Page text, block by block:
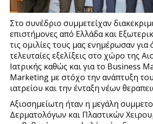
Στο συνέδριο συμμετείχαν
επιστήμονες από Ελλάδα και
τις ομιλίες τους μας ενημέρωσαν για
τελευταίες εξελίξεις στο χώρο της
Ιατρικής καθώς και για το Business
Marketing με στόχο την ανάπτυξη
ιατρείου και την ένταξη νέων
Αξιοσημείωτη ήταν η μεγάλη
Δερματολόγων και Πλαστικών